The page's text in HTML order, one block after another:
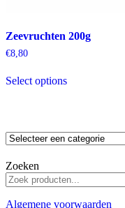
Zeevruchten 200g
€8,80
Select options
Selecteer
categorie
Zoeken
Algemene voorwaarden